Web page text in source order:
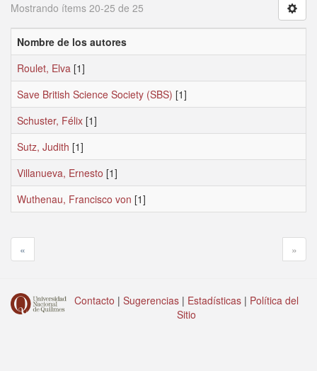
Mostrando ítems 20-25 de 25
Nombre de los autores
Roulet, Elva [1]
Save British Science Society (SBS) [1]
Schuster, Félix [1]
Sutz, Judith [1]
Villanueva, Ernesto [1]
Wuthenau, Francisco von [1]
« »
Contacto | Sugerencias | Estadísticas | Política del
Sitio